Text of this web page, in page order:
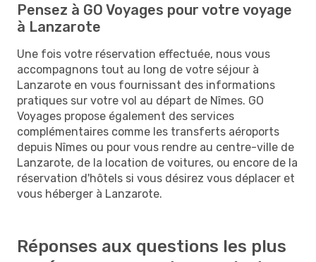
Pensez à GO Voyages pour votre voyage
à Lanzarote
Une fois votre réservation effectuée, nous vous
accompagnons tout au long de votre séjour à
Lanzarote en vous fournissant des informations
pratiques sur votre vol au départ de Nîmes. GO
Voyages propose également des services
complémentaires comme les transferts aéroports
depuis Nîmes ou pour vous rendre au centre-ville de
Lanzarote, de la location de voitures, ou encore de la
réservation d'hôtels si vous désirez vous déplacer et
vous héberger à Lanzarote.
Réponses aux questions les plus